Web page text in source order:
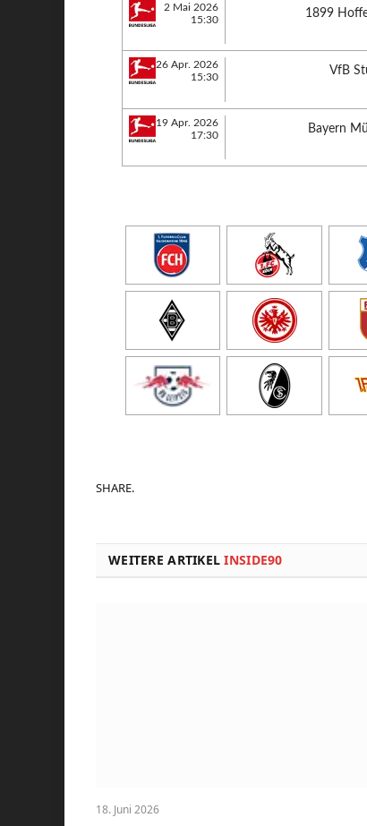
2 Mai 2026
15:30
1899
26 Apr. 2026
15:30
VfB
19 Apr. 2026
17:30
Bayern
SHARE.
WEITERE ARTIKELINSIDE90
18. Juni 2026